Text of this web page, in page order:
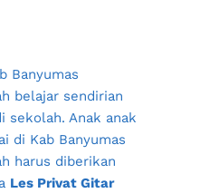
Banyumas
belajar sendirian
sekolah. Anak anak
di Kab Banyumas
harus diberikan
Les Privat Gitar